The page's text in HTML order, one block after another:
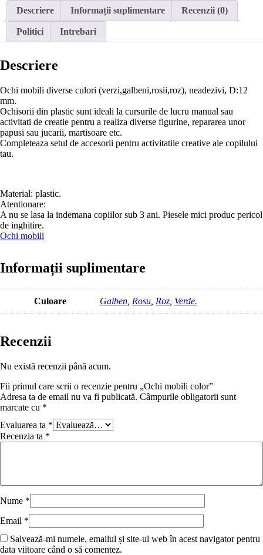
Descriere Informații suplimentare Recenzii (0)
Politici Intrebari
Descriere
Ochi mobili diverse culori (verzi,galbeni,rosii,roz), neadezivi, D:12
mm.
Ochisorii din plastic sunt ideali la cursurile de lucru manual sau
activitati de creatie pentru a realiza diverse figurine, repararea unor
papusi sau jucarii, martisoare etc.
Completeaza setul de accesorii pentru activitatile creative ale copilului
tau.
Material: plastic.
Atentionare:
A nu se lasa la indemana copiilor sub 3 ani. Piesele mici produc pericol
de inghitire.
Ochi mobili
Informații suplimentare
Culoare Galben Rosu Roz Verde.
Recenzii
Nu există recenzii până acum.
Fii primul care scrii o recenzie pentru „Ochi mobili color”
Adresa ta de email nu va fi publicată. Câmpurile obligatorii sunt
marcate cu *
Evaluarea ta *
Recenzia ta *
Nume *
Email *
Salvează-mi numele, emailul și site-ul web în acest navigator pentru
data viitoare când o să comentez.